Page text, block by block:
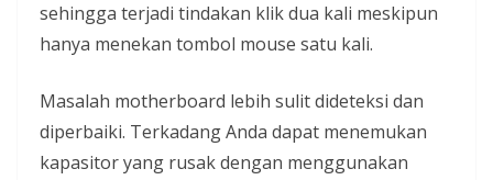
sehingga terjadi tindakan klik dua kali meskipun
hanya menekan tombol mouse satu kali.
Masalah motherboard lebih sulit dideteksi dan
diperbaiki. Terkadang Anda dapat menemukan
kapasitor yang rusak dengan menggunakan